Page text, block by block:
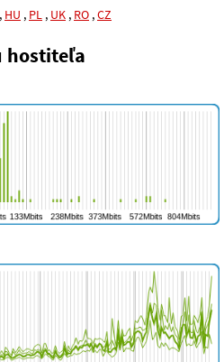
, HU , PL , UK , RO ,CZ
hostiteľa